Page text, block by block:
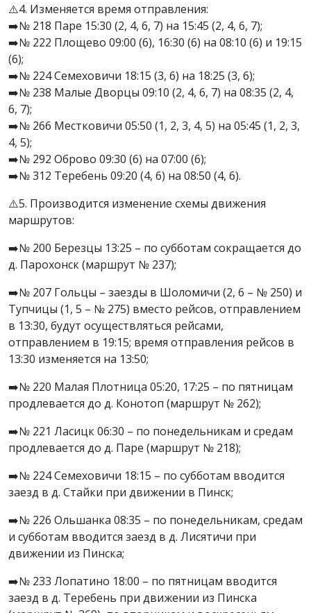
⚠️4. Изменяется время отправления:
➡️№ 218 Паре 15:30 (2, 4, 6, 7) на 15:45 (2, 4, 6, 7);
➡️№ 222 Площево 09:00 (6), 16:30 (6) на 08:10 (6) и 19:15
(6);
➡️№ 224 Семеховичи 18:15 (3, 6) на 18:25 (3, 6);
➡️№ 238 Малые Дворцы 09:10 (2, 4, 6, 7) на 08:35 (2, 4,
6, 7);
➡️№ 266 Местковичи 05:50 (1, 2, 3, 4, 5) на 05:45 (1, 2, 3,
4, 5);
➡️№ 292 Оброво 09:30 (6) на 07:00 (6);
➡️№ 312 Теребень 09:20 (4, 6) на 08:50 (4, 6).
⚠️5. Производится изменение схемы движения
маршрутов:
➡️№ 200 Березцы 13:25 – по субботам сокращается до
д. Парохонск (маршрут № 237);
➡️№ 207 Гольцы – заезды в Шоломичи (2, 6 – № 250) и
Тупчицы (1, 5 – № 275) вместо рейсов, отправлением
в 13:30, будут осуществляться рейсами,
отправлением в 19:15; время отправления рейсов в
13:30 изменяется на 13:50;
➡️№ 220 Малая Плотница 05:20, 17:25 – по пятницам
продлевается до д. Конотоп (маршрут № 262);
➡️№ 221 Ласицк 06:30 – по понедельникам и средам
продлевается до д. Паре (маршрут № 218);
➡️№ 224 Семеховичи 18:15 – по субботам вводится
заезд в д. Стайки при движении в Пинск;
➡️№ 226 Ольшанка 08:35 – по понедельникам, средам
и субботам вводится заезд в д. Лисятичи при
движении из Пинска;
➡️№ 233 Лопатино 18:00 – по пятницам вводится
заезд в д. Теребень при движении из Пинска